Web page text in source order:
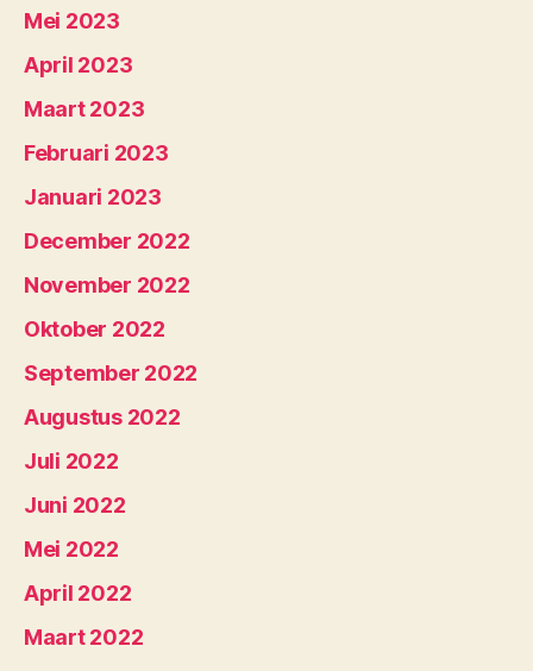
Mei 2023
April 2023
Maart 2023
Februari 2023
Januari 2023
December 2022
November 2022
Oktober 2022
September 2022
Augustus 2022
Juli 2022
Juni 2022
Mei 2022
April 2022
Maart 2022